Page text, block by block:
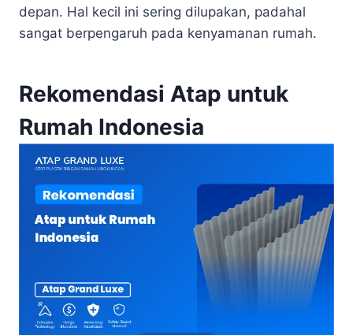
depan. Hal kecil ini sering dilupakan, padahal
sangat berpengaruh pada kenyamanan rumah.
Rekomendasi Atap untuk
Rumah Indonesia